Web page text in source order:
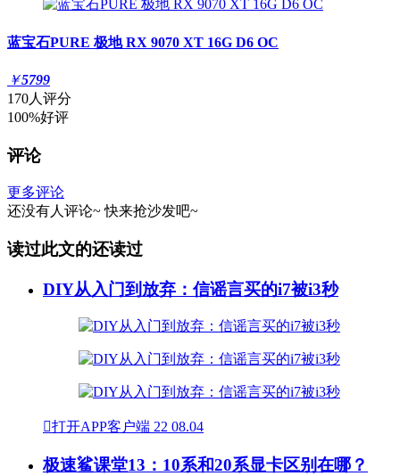
蓝宝石PURE 极地 RX 9070 XT 16G D6 OC
￥5799
170人评分
100%好评
评论
更多评论
还没有人评论~ 快来抢沙发吧~
读过此文的还读过
DIY从入门到放弃：信谣言买的i7被i3秒
打开APP客户端 22 08.04
极速鲨课堂13：10系和20系显卡区别在哪？